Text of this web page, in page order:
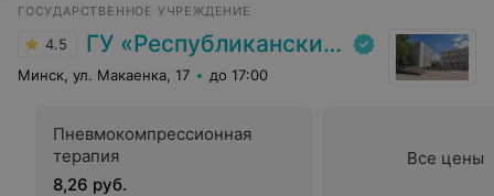
ГОСУДАРСТВЕННОЕ УЧРЕЖДЕНИЕ
4.5 ГУ «Республиканский научно-практический центр медицинской экспертизы и реабилитаци»
Минск, ул. Макаенка, 17 до 17:00
Пневмокомпрессионная
терапия
8,26 руб.
Все цены